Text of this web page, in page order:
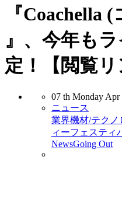
『Coachella
』、今年も
定！【閲覧リ
07 th Monday Apr
ニュース
業界機材/テクノ
ィーフェスティ
NewsGoing Out